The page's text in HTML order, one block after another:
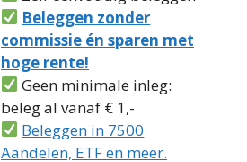
Beleggen zonder
commissie én sparen met
hoge rente!
Geen minimale inleg:
beleg al vanaf € 1,-
Beleggen in 7500
Aandelen, ETF en meer.